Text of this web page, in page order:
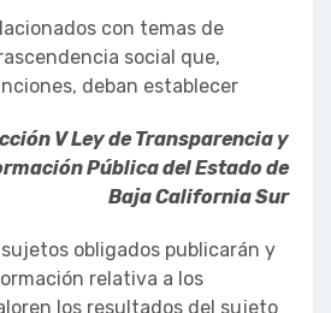
con temas de
social que,
deban establecer
V Ley de Transparencia y
Pública del Estado de
Baja California Sur
sujetos obligados publicarán y
relativa a los
los resultados del sujeto